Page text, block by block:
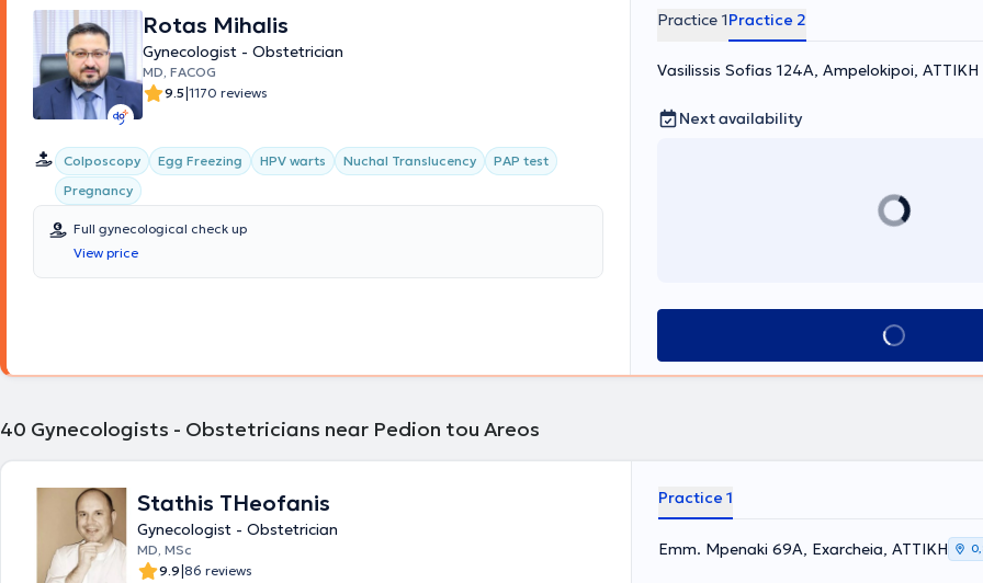
Rotas Mihalis
Gynecologist - Obstetrician
MD, FACOG
9.5|1170 reviews
Colposcopy Egg Freezing HPV warts Nuchal Translucency
PAP test
Pregnancy
Full gynecological check up
View price
Practice 1Practice 2
Vasilissis Sofias 124A, Ampelokipoi, ΑΤΤΙΚΗ
Next availability
Book appointment
40 Gynecologists - Obstetricians near Pedion tou Areos
Stathis THeofanis
Gynecologist - Obstetrician
MD, MSc
9.9|86 reviews
Practice 1
Emm. Mpenaki 69A, Exarcheia, ΑΤΤΙΚΗ